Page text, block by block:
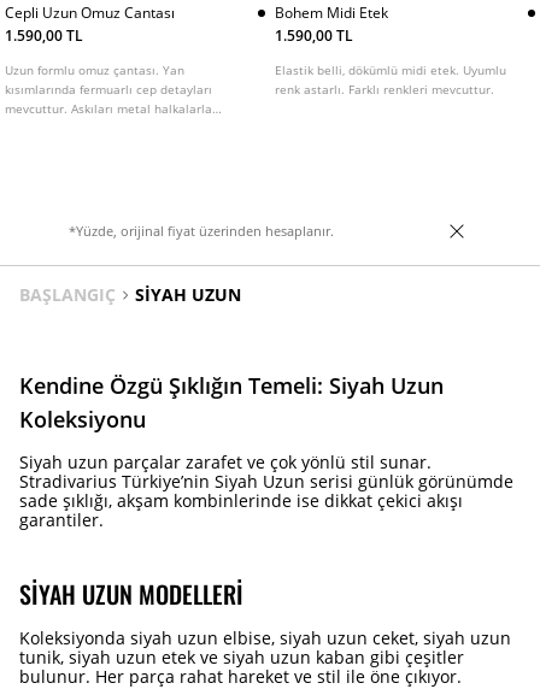
Cepli Uzun Omuz Cantası
1.590,00 TL
Uzun formlu omuz çantası. Yan
kısımlarında fermuarlı cep detayları
mevcuttur. Askıları metal halkalarla
Bohem Midi Etek
1.590,00 TL
Elastik belli, dökümlü midi etek. Uyumlu
renk astarlı. Farklı renkleri mevcuttur.
*Yüzde, orijinal fiyat üzerinden hesaplanır.
BAŞLANGIÇ SIYAH UZUN
Kendine Özgü Şıklığın Temeli: Siyah Uzun
Koleksiyonu
Siyah uzun parçalar zarafet ve çok yönlü stil sunar.
Stradivarius Türkiye’nin Siyah Uzun serisi günlük görünümde
sade şıklığı, akşam kombinlerinde ise dikkat çekici akışı
garantiler.
SIYAH UZUN MODELLERI
Koleksiyonda siyah uzun elbise, siyah uzun ceket, siyah uzun
tunik, siyah uzun etek ve siyah uzun kaban gibi çeşitler
bulunur. Her parça rahat hareket ve stil ile öne çıkıyor.